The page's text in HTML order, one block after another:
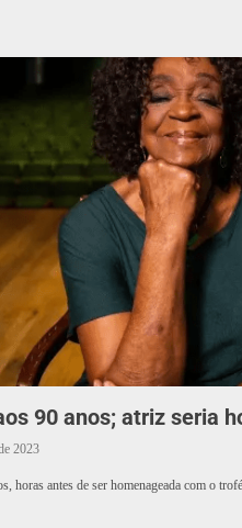
90 anos; atriz seria
2023
horas antes de ser homenageada com o